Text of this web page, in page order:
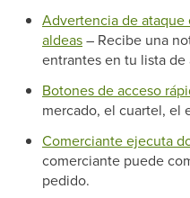
Advertencia de
aldeas– Recibe una
entrantes en tu lista de
Botones de acceso
mercado, el cuartel, el
Comerciante ejecuta
comerciante puede
pedido.